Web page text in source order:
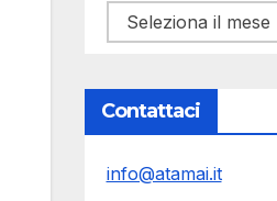
Archivi
Contattaci
info@atamai.it